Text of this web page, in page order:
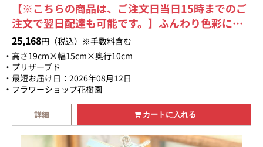
【※こちらの商品は、ご注文日当日15時までのご
注文で翌日配達も可能です。】ふんわり色彩に、
長く続く幸せを添えるパステル系のプリザーブド
フラワー。ギフト専用クリアケースに入れて綺麗
にラッピング致します。【画像送信サービスも
OK】お届けするお花の商品画像をメールで送信致
します。
25,168円（税込）※手数料含む
高さ19cm×幅15cm×奥行10cm
プリザーブド
最短お届け日：2026年08月12日
フラワーショップ花樹園
詳細 カートに入れる